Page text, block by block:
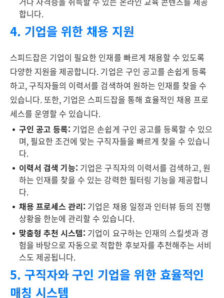
합니다.
4. 기업을 위한 채용 지원
스피드잡은 기업이 필요한 인재를 빠르게 채용할 수 있도록
다양한 지원을 제공합니다. 기업은 구인 공고를 손쉽게 등록
하고, 구직자들의 이력서를 검색하여 원하는 인재를 찾을 수
있습니다. 또한, 기업은 스피드잡을 통해 효율적인 채용 프로
세스를 운영할 수 있습니다.
구인 공고 등록: 기업은 손쉽게 구인 공고를 등록할 수 있으
며, 필요한 조건에 맞는 구직자들을 빠르게 찾을 수 있습니
다.
이력서 검색 기능: 기업은 구직자의 이력서를 검색하고, 원
하는 인재를 찾을 수 있는 강력한 필터링 기능을 제공합니
다.
채용 프로세스 관리: 기업은 채용 일정과 인터뷰 등의 진행
상황을 한눈에 관리할 수 있습니다.
맞춤형 추천 시스템: 기업이 요구하는 인재의 스킬셋과 경
험을 바탕으로 자동으로 적합한 후보자를 추천해주는 서비
스도 제공됩니다.
5. 구직자와 구인 기업을 위한 효율적인
매칭 시스템